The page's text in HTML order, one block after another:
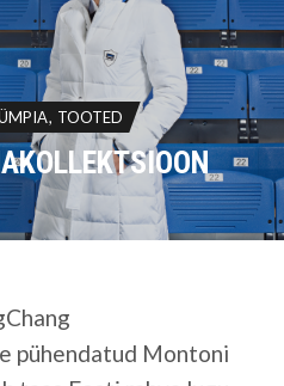
TOOTED
pühendatud Montoni